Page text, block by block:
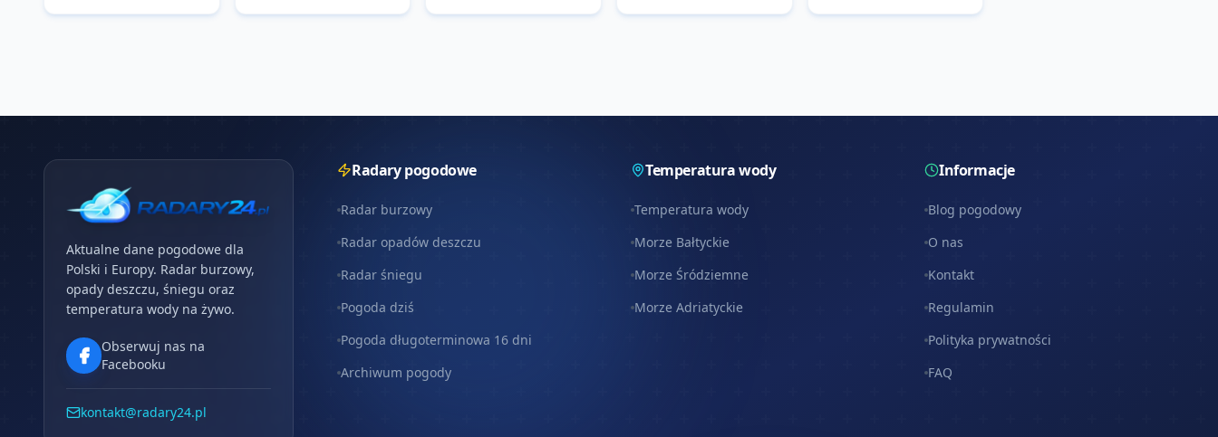
Aktualne dane pogodowe dla
Polski i Europy. Radar burzowy,
opady deszczu, śniegu oraz
temperatura wody na żywo.
Obserwuj nas na
Facebooku
kontakt@radary24.pl
Radary pogodowe
Radar burzowy
Radar opadów deszczu
Radar śniegu
Pogoda dziś
Pogoda długoterminowa 16 dni
Archiwum pogody
Temperatura wody
Temperatura wody
Morze Bałtyckie
Morze Śródziemne
Morze Adriatyckie
Informacje
Blog pogodowy
O nas
Kontakt
Regulamin
Polityka prywatności
FAQ